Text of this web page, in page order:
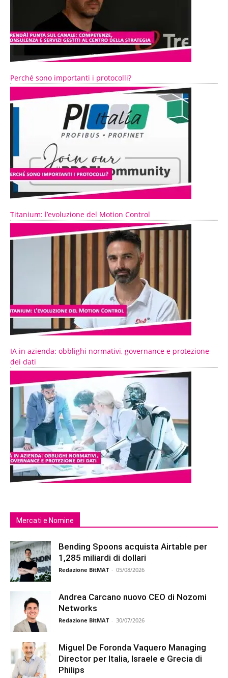
Perché sono importanti i protocolli?
Titanium: l’evoluzione del Motion Control
IA in azienda: obblighi normativi, governance e protezione
dei dati
Mercati e Nomine
Bending Spoons acquista Airtable per
1,285 miliardi di dollari
Redazione BitMAT - 05/08/2026
Andrea Carcano nuovo CEO di Nozomi
Networks
Redazione BitMAT - 30/07/2026
Miguel De Foronda Vaquero Managing
Director per Italia, Israele e Grecia di
Philips